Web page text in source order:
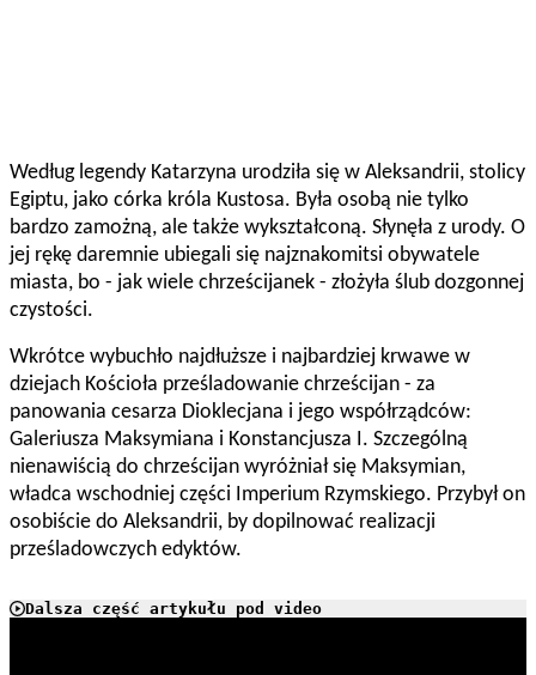
Według legendy Katarzyna urodziła się w Aleksandrii, stolicy
Egiptu, jako córka króla Kustosa. Była osobą nie tylko
bardzo zamożną, ale także wykształconą. Słynęła z urody. O
jej rękę daremnie ubiegali się najznakomitsi obywatele
miasta, bo - jak wiele chrześcijanek - złożyła ślub dozgonnej
czystości.
Wkrótce wybuchło najdłuższe i najbardziej krwawe w
dziejach Kościoła prześladowanie chrześcijan - za
panowania cesarza Dioklecjana i jego współrządców:
Galeriusza Maksymiana i Konstancjusza I. Szczególną
nienawiścią do chrześcijan wyróżniał się Maksymian,
władca wschodniej części Imperium Rzymskiego. Przybył on
osobiście do Aleksandrii, by dopilnować realizacji
prześladowczych edyktów.
Dalsza część artykułu pod video